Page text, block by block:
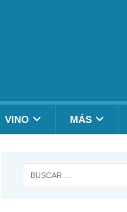
VINO MÁS